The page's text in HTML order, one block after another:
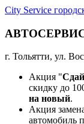
City Service
г. Тольятти, ул.
Акция "
скидку до
на новый.
Акция
автомобиль